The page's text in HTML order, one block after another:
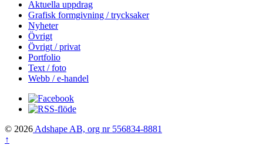
Aktuella uppdrag
Grafisk formgivning / trycksaker
Nyheter
Övrigt
Övrigt / privat
Portfolio
Text / foto
Webb / e-handel
© 2026 Adshape AB, org nr 556834-8881
↑